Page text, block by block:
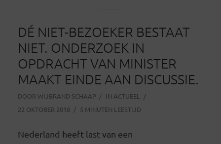
DÉ NIET-BEZOEKER BESTAAT
NIET. ONDERZOEK IN
OPDRACHT VAN MINISTER
MAAKT EINDE AAN DISCUSSIE.
DOOR WIJBRAND SCHAAP IN ACTUEEL
22 OKTOBER 2018
5 MINUTEN LEESTIJD
Nederland heeft last van een